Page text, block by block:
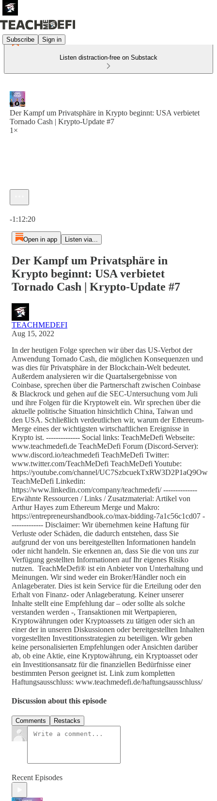
Subscribe Sign in
Listen distraction-free on Substack
Der Kampf um Privatsphäre in Krypto beginnt: USA verbietet
Tornado Cash | Krypto-Update #7
1×
-1:12:20
Open in app Listen via...
Der Kampf um Privatsphäre in
Krypto beginnt: USA verbietet
Tornado Cash | Krypto-Update #7
TEACHMEDEFI
Aug 15, 2022
In der heutigen Folge sprechen wir über das US-Verbot der
Anwendung Tornado Cash, die möglichen Konsequenzen und
was dies für Privatsphäre in der Blockchain-Welt bedeutet.
Außerdem analysieren wir die Quartalsergebnisse von
Coinbase, sprechen über die Partnerschaft zwischen Coinbase
& Blackrock und gehen auf die SEC-Untersuchung vom Juli
und ihre Folgen für die Kryptowelt ein. Wir sprechen über die
aktuelle politische Situation hinsichtlich China, Taiwan und
den USA. Schließlich verdeutlichen wir, warum der Ethereum-
Merge eines der wichtigsten wirtschaftlichen Ereignisse in
Krypto ist. -------------- Social links: TeachMeDefi Webseite:
www.teachmedefi.de TeachMeDefi Forum (Discord-Server):
www.discord.io/teachmedefi TeachMeDefi Twitter:
www.twitter.com/TeachMeDefi TeachMeDefi Youtube:
https://youtube.com/channel/UC7SzbcuekTxRW3D2P1aQ9Ow
TeachMeDefi Linkedin:
https://www.linkedin.com/company/teachmedefi/ --------------
Erwähnte Ressourcen / Links / Zusatzmaterial: Artikel von
Arthur Hayes zum Ethereum Merge und Makro:
https://entrepreneurshandbook.co/max-bidding-7a1c56c1cd07 -
------------- Disclaimer: Wir übernehmen keine Haftung für
Verluste oder Schäden, die dadurch entstehen, dass Sie
aufgrund der von uns bereitgestellten Informationen handeln
oder nicht handeln. Sie erkennen an, dass Sie die von uns zur
Verfügung gestellten Informationen auf Ihr eigenes Risiko
nutzen. TeachMeDefi® ist ein Anbieter von Unterhaltung und
Meinungen. Wir sind weder ein Broker/Händler noch ein
Anlageberater. Dies ist kein Service für die Erteilung oder den
Erhalt von Finanz- oder Anlageberatung. Keiner unserer
Inhalte stellt eine Empfehlung dar – oder sollte als solche
verstanden werden -, Transaktionen mit Wertpapieren,
Kryptowährungen oder Kryptoassets zu tätigen oder sich an
einer der in unseren Diskussionen oder bereitgestellten Inhalten
vorgestellten Investitionsstrategien zu beteiligen. Wir geben
keine personalisierten Empfehlungen oder Ansichten darüber
ab, ob eine Aktie, eine Kryptowährung, ein Kryptoasset oder
ein Investitionsansatz für die finanziellen Bedürfnisse einer
bestimmten Person geeignet ist. Link zum kompletten
Haftungsausschluss: www.teachmedefi.de/haftungsausschluss/
Discussion about this episode
Comments Restacks
Recent Episodes